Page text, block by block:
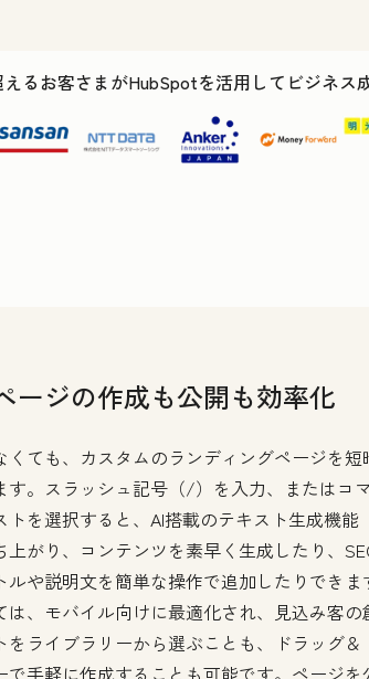
えるお客さまがHubSpotを活用してビジネス
ージの作成も公開も効率化
くても、カスタムのランディングページを短
す。スラッシュ記号（/）を入力、またはコ
トを選択すると、AI搭載のテキスト生成機能
上がり、コンテンツを素早く生成したり、
ルや説明文を簡単な操作で追加したりできま
は、モバイル向けに最適化され、見込み客の
をライブラリーから選ぶことも、ドラッグ＆
で手軽に作成することも可能です。ページを